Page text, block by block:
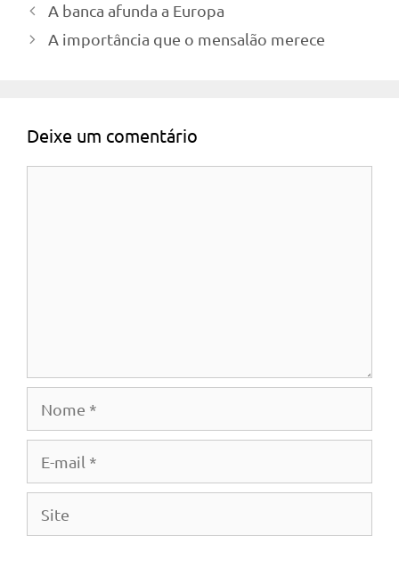
A banca afunda a Europa
A importância que o mensalão merece
Deixe um comentário